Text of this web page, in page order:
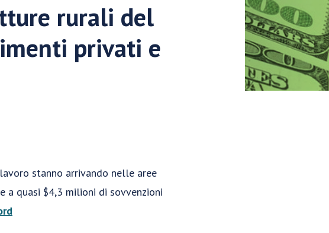
rurali del
privati e
stanno arrivando nelle aree
quasi $4,3 milioni di sovvenzioni